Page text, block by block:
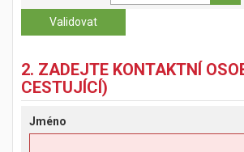
2. ZADEJTE KONTAKTNÍ
CESTUJÍCÍ)
Jméno